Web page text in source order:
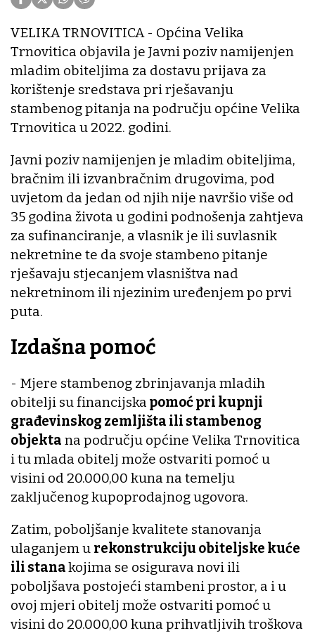
VELIKA TRNOVITICA - Općina Velika
Trnovitica objavila je Javni poziv namijenjen
mladim obiteljima za dostavu prijava za
korištenje sredstava pri rješavanju
stambenog pitanja na području općine Velika
Trnovitica u 2022. godini.
Javni poziv namijenjen je mladim obiteljima,
bračnim ili izvanbračnim drugovima, pod
uvjetom da jedan od njih nije navršio više od
35 godina života u godini podnošenja zahtjeva
za sufinanciranje, a vlasnik je ili suvlasnik
nekretnine te da svoje stambeno pitanje
rješavaju stjecanjem vlasništva nad
nekretninom ili njezinim uređenjem po prvi
puta.
Izdašna pomoć
- Mjere stambenog zbrinjavanja mladih
obitelji su financijska pomoć pri kupnji
građevinskog zemljišta ili stambenog
objekta na području općine Velika Trnovitica
i tu mlada obitelj može ostvariti pomoć u
visini od 20.000,00 kuna na temelju
zaključenog kupoprodajnog ugovora.
Zatim, poboljšanje kvalitete stanovanja
ulaganjem u rekonstrukciju obiteljske kuće
ili stanakojima se osigurava novi ili
poboljšava postojeći stambeni prostor, a i u
ovoj mjeri obitelj može ostvariti pomoć u
visini do 20.000,00 kuna prihvatljivih troškova